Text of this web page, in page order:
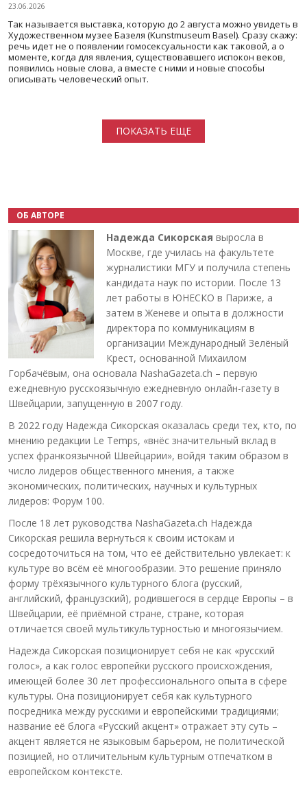
23.06.2026
Так называется выставка, которую до 2 августа можно увидеть в
Художественном музее Базеля (Kunstmuseum Basel). Сразу скажу:
речь идет не о появлении гомосексуальности как таковой, а о
моменте, когда для явления, существовавшего испокон веков,
появились новые слова, а вместе с ними и новые способы
описывать человеческий опыт.
ПОКАЗАТЬ ЕЩЕ
ОБ АВТОРЕ
Надежда Сикорская выросла в
Москве, где училась на факультете
журналистики МГУ и получила степень
кандидата наук по истории. После 13
лет работы в ЮНЕСКО в Париже, а
затем в Женеве и опыта в должности
директора по коммуникациям в
организации Международный Зелёный
Крест, основанной Михаилом
Горбачёвым, она основала NashaGazeta.ch – первую
ежедневную русскоязычную ежедневную онлайн-газету в
Швейцарии, запущенную в 2007 году.
В 2022 году Надежда Сикорская оказалась среди тех, кто, по
мнению редакции Le Temps, «внёс значительный вклад в
успех франкоязычной Швейцарии», войдя таким образом в
число лидеров общественного мнения, а также
экономических, политических, научных и культурных
лидеров: Форум 100.
После 18 лет руководства NashaGazeta.ch Надежда
Сикорская решила вернуться к своим истокам и
сосредоточиться на том, что её действительно увлекает: к
культуре во всём её многообразии. Это решение приняло
форму трёхязычного культурного блога (русский,
английский, французский), родившегося в сердце Европы – в
Швейцарии, её приёмной стране, стране, которая
отличается своей мультикультурностью и многоязычием.
Надежда Сикорская позиционирует себя не как «русский
голос», а как голос европейки русского происхождения,
имеющей более 30 лет профессионального опыта в сфере
культуры. Она позиционирует себя как культурного
посредника между русскими и европейскими традициями;
название её блога «Русский акцент» отражает эту суть –
акцент является не языковым барьером, не политической
позицией, но отличительным культурным отпечатком в
европейском контексте.